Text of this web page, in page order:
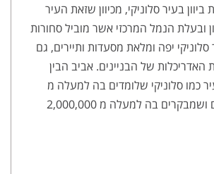
בעיר סלוניקי, מכיוון שזאת העיר
ובעלת הנמל המרכזי אשר מוביל סחורות
סלוניקי יפה ומלאת מסעדות ותיירים, גם
האדריכלות של הבניינים. אביב הבין
כמו סלוניקי שלומדים בה למעלה מ
100,000 סטודנטים ושמבקרים בה למעלה מ 2,000,000